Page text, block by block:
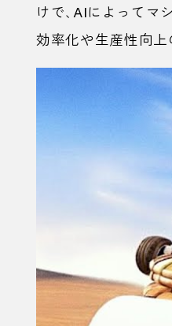
けで、 AIによってマ
効率化や生産性向上